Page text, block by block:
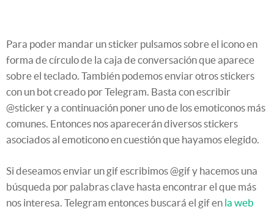
Para poder mandar un sticker pulsamos sobre el icono en
forma de círculo de la caja de conversación que aparece
sobre el teclado. También podemos enviar otros stickers
con un bot creado por Telegram. Basta con escribir
@sticker y a continuación poner uno de los emoticonos más
comunes. Entonces nos aparecerán diversos stickers
asociados al emoticono en cuestión que hayamos elegido.
Si deseamos enviar un gif escribimos @gif y hacemos una
búsqueda por palabras clave hasta encontrar el que más
nos interesa. Telegram entonces buscará el gif en la web